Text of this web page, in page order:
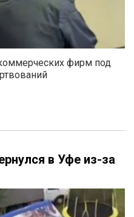
фирм под
в Уфе из-за